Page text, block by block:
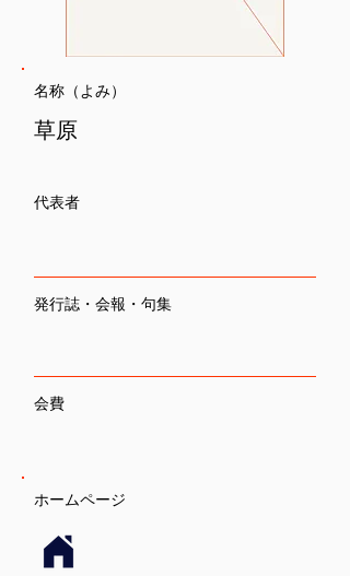
名称（よみ）
草原
代表者
発行誌・会報・句集
会費
​ホームページ